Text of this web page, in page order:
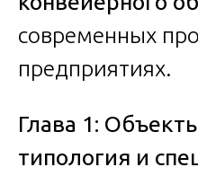
современных
предприятиях.
Глава 1:
типология и